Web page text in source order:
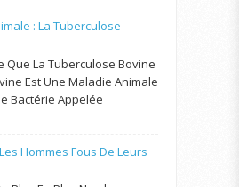
: La Tuberculose
Que La Tuberculose Bovine
Est Une Maladie Animale
Bactérie Appelée
Hommes Fous De Leurs